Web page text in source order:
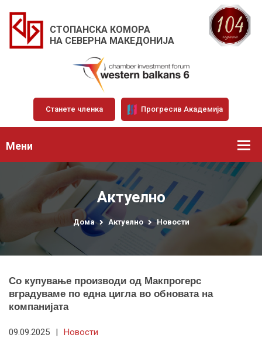
СТОПАНСКА КОМОРА
НА СЕВЕРНА МАКЕДОНИЈА
Станете членка Прогресив Академија
Мени
Актуелно
Дома Актуелно Новости
Со купување производи од Макпрогерс
вградуваме по една цигла во обновата на
компанијата
09.09.2025 | Новости